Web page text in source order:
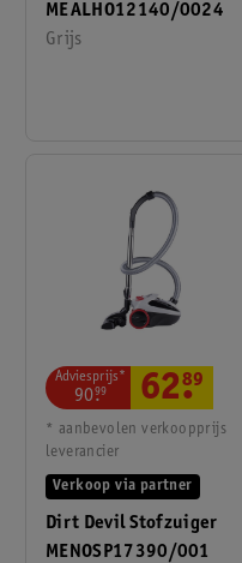
MEALHO12140/0024
Grijs
Dirt Devil Stofzuiger
MENOSP17390/001
Verkoop via partner
Adviesprijs*
90.
99 62.
89
* aanbevolen verkoopprijs
leverancier